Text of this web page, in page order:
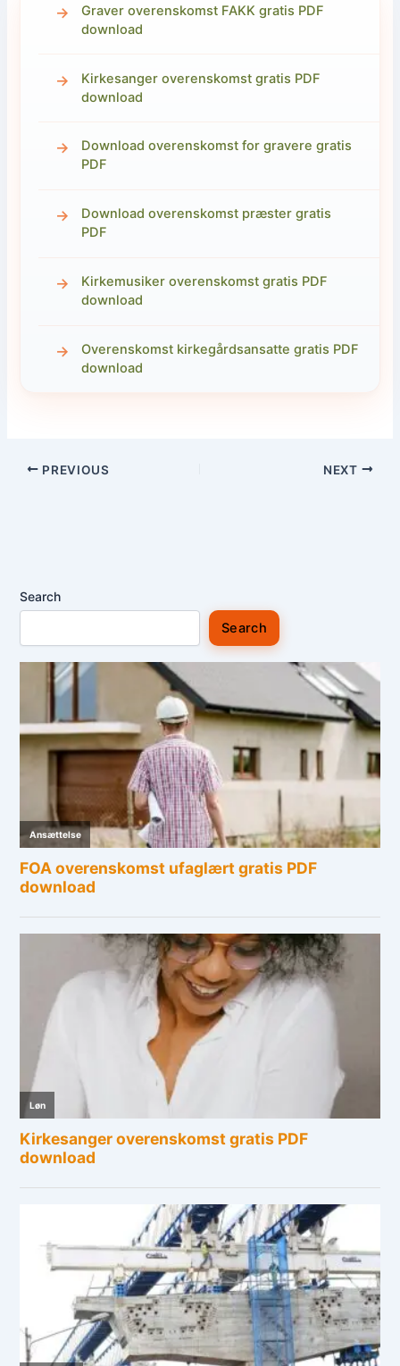
Graver overenskomst FAKK gratis PDF
download
Kirkesanger overenskomst gratis PDF
download
Download overenskomst for gravere gratis
PDF
Download overenskomst præster gratis
PDF
Kirkemusiker overenskomst gratis PDF
download
Overenskomst kirkegårdsansatte gratis PDF
download
PREVIOUS NEXT
Search
Search